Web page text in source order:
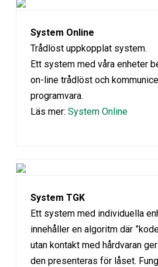
System Online
Trådlöst uppkopplat system.
Ett system med våra enheter
on-line trådlöst och
programvara.
Läs mer: System Online
System TGK
Ett system med individuella
innehåller en algoritm där
utan kontakt med hårdvaran
den presenteras för låset.